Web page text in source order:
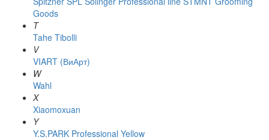
Goods
T
Tahe Tibolli
V
VIART (ВиАрт)
W
Wahl
X
Xiaomoxuan
Y
Y.S.PARK Professional Yellow